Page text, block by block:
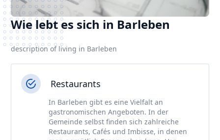
Wie lebt es sich in Barleben
description of living in Barleben
Restaurants
In Barleben gibt es eine Vielfalt an
gastronomischen Angeboten. In der
Gemeinde selbst finden sich zahlreiche
Restaurants, Cafés und Imbisse, in denen